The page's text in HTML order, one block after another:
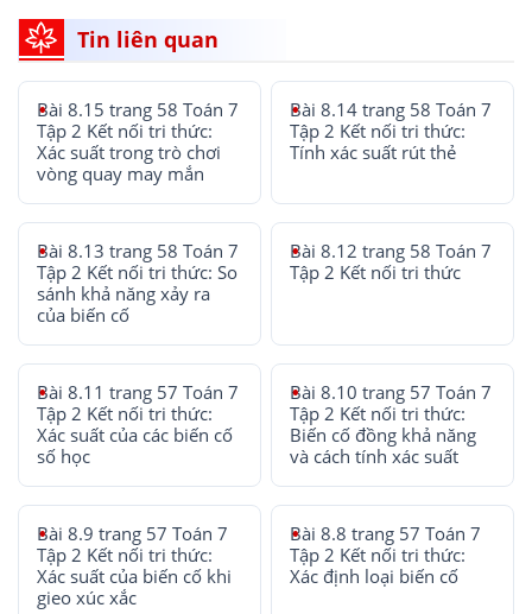
Tin liên quan
Bài 8.15 trang 58 Toán 7
Tập 2 Kết nối tri thức:
Xác suất trong trò chơi
vòng quay may mắn
Bài 8.14 trang 58 Toán 7
Tập 2 Kết nối tri thức:
Tính xác suất rút thẻ
Bài 8.13 trang 58 Toán 7
Tập 2 Kết nối tri thức: So
sánh khả năng xảy ra
của biến cố
Bài 8.12 trang 58 Toán 7
Tập 2 Kết nối tri thức
Bài 8.11 trang 57 Toán 7
Tập 2 Kết nối tri thức:
Xác suất của các biến cố
số học
Bài 8.10 trang 57 Toán 7
Tập 2 Kết nối tri thức:
Biến cố đồng khả năng
và cách tính xác suất
Bài 8.9 trang 57 Toán 7
Tập 2 Kết nối tri thức:
Xác suất của biến cố khi
gieo xúc xắc
Bài 8.8 trang 57 Toán 7
Tập 2 Kết nối tri thức:
Xác định loại biến cố